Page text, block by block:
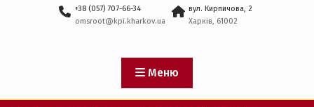
Головнокомандувачем
Збройних Сил України
участю ХПІ обговорили
перспективи українсько-
іспанського
технологічного
+38 (057) 707-66-34
omsroot@kpi.kharkov.ua
вул. Кирпичова, 2
Харків, 61002
Меню